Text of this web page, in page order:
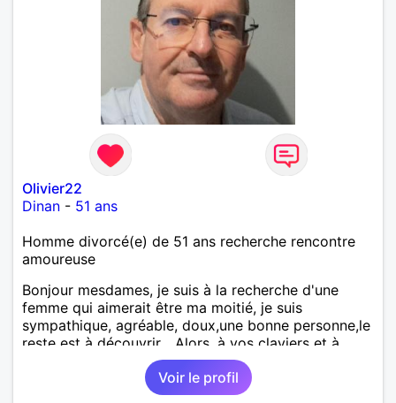
Olivier22
Dinan - 51 ans
Homme divorcé(e) de 51 ans recherche rencontre
amoureuse
Bonjour mesdames, je suis à la recherche d'une
femme qui aimerait être ma moitié, je suis
sympathique, agréable, doux,une bonne personne,le
reste est à découvrir... Alors, à vos claviers et à
Voir le profil